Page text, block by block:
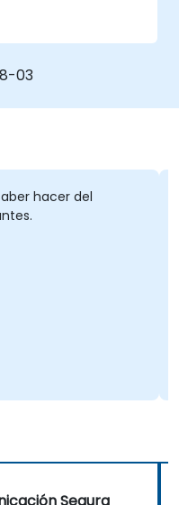
03
hacer del
Segura